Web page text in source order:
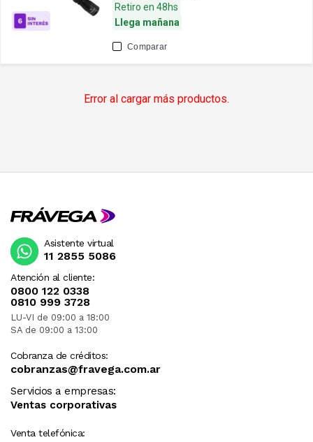
Retiro en 48hs
Llega mañana
Comparar
Error al cargar más productos.
Atención al cliente:
0800 122 0338
0810 999 3728
LU-VI de 09:00 a 18:00
SA de 09:00 a 13:00
Cobranza de créditos:
cobranzas@fravega.com.ar
Servicios a empresas:
Ventas corporativas
Venta telefónica:
Asistente virtual
11 2855 5086